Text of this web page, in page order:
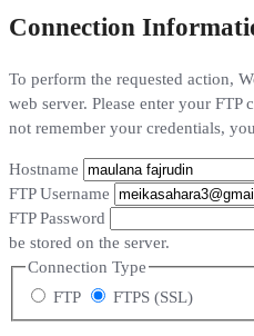
Connection
To perform the requested action,
web server. Please enter your
not remember your credentials,
Hostname
FTP Username
FTP Password
be stored on the server.
Connection Type
FTP
FTPS (SSL)